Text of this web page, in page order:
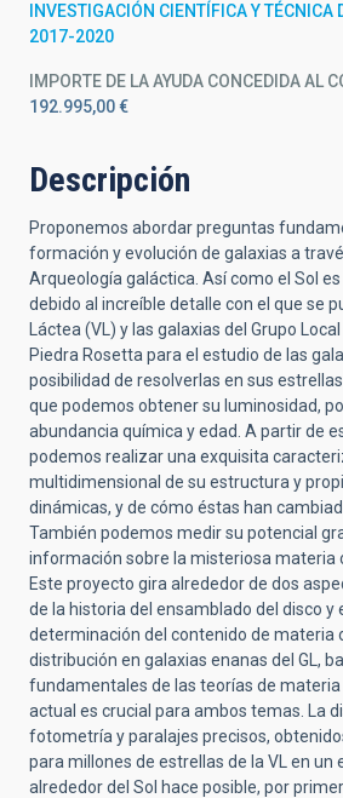
INVESTIGACIÓN CIENTÍFICA Y TÉCNICA
2017-2020
IMPORTE DE LA AYUDA CONCEDIDA AL
192.995,00 €
Descripción
Proponemos abordar preguntas
formación y evolución de galaxias a
Arqueología galáctica. Así como el Sol
debido al increíble detalle con el que se
Láctea (VL) y las galaxias del Grupo
Piedra Rosetta para el estudio de las
posibilidad de resolverlas en sus
que podemos obtener su luminosidad,
abundancia química y edad. A partir de
podemos realizar una exquisita
multidimensional de su estructura y
dinámicas, y de cómo éstas han
También podemos medir su potencial
información sobre la misteriosa materia
Este proyecto gira alrededor de dos
de la historia del ensamblado del disco y
determinación del contenido de materia
distribución en galaxias enanas del GL,
fundamentales de las teorías de
actual es crucial para ambos temas. La
fotometría y paralajes precisos,
para millones de estrellas de la VL en un
alrededor del Sol hace posible, por